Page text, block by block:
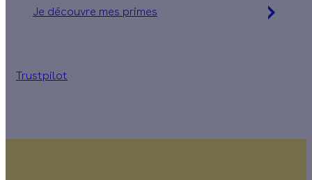
Je découvre mes primes
Trustpilot